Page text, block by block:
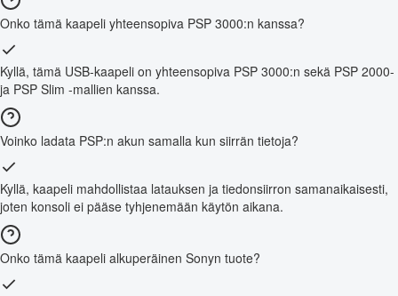
Onko tämä kaapeli yhteensopiva PSP 3000:n kanssa?
Kyllä, tämä USB-kaapeli on yhteensopiva PSP 3000:n sekä PSP 2000-
ja PSP Slim -mallien kanssa.
Voinko ladata PSP:n akun samalla kun siirrän tietoja?
Kyllä, kaapeli mahdollistaa latauksen ja tiedonsiirron samanaikaisesti,
joten konsoli ei pääse tyhjenemään käytön aikana.
Onko tämä kaapeli alkuperäinen Sonyn tuote?